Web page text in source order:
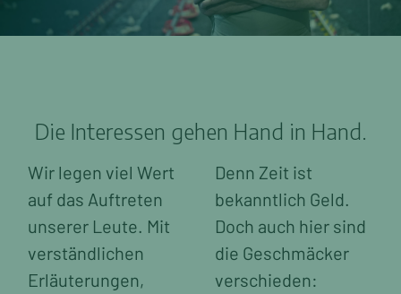
IFS Food
Nachweisstandard für Fleischerei-
INSPEKTIONEN & ÜBERWACHUNG
Pre-shipment Konformitätsprüfung
Industriegüter & Rohstoffe
Kunden
Die Interessen gehen Hand in Hand.
Wir legen viel Wert
auf das Auftreten
unserer Leute. Mit
verständlichen
Erläuterungen,
Denn Zeit ist
bekanntlich Geld.
Doch auch hier sind
die Geschmäcker
verschieden: